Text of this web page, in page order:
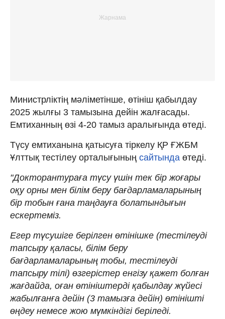
Министрліктің мәліметінше, өтініш қабылдау
2025 жылғы 3 тамызына дейін жалғасады.
Емтиханның өзі 4-20 тамыз аралығында өтеді.
Түсу емтиханына қатысуға тіркелу ҚР ҒЖБМ
Ұлттық тестілеу орталығының сайтында өтеді.
"Докторантураға түсу үшін тек бір жоғары
оқу орны мен білім беру бағдарламаларының
бір тобын ғана таңдауға болатындығын
ескертеміз.
Егер түсушіге берілген өтінішке (тестілеуді
тапсыру қаласы, білім беру
бағдарламаларының тобы, тестілеуді
тапсыру тілі) өзгерістер енгізу қажет болған
жағдайда, оған өтініштерді қабылдау жүйесі
жабылғанға дейін (3 тамызға дейін) өтінішті
өңдеу немесе жою мүмкіндігі беріледі.